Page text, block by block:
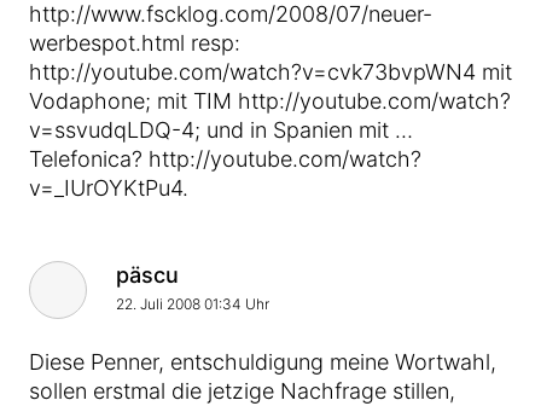
http://www.fscklog.com/2008/07/neuer-
werbespot.html resp:
http://youtube.com/watch?v=cvk73bvpWN4 mit
Vodaphone; mit TIM http://youtube.com/watch?
v=ssvudqLDQ-4; und in Spanien mit …
Telefonica? http://youtube.com/watch?
v=_IUrOYKtPu4.
Kommentar von
päscu
22. Juli 2008 01:34 Uhr
Diese Penner, entschuldigung meine Wortwahl,
sollen erstmal die jetzige Nachfrage stillen,